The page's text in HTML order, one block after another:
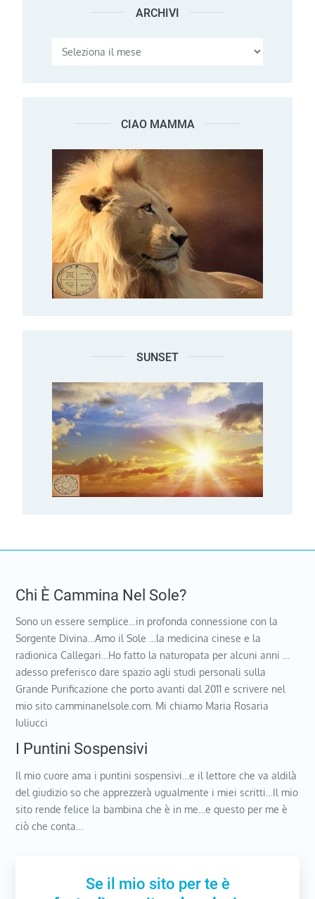
ARCHIVI Archivi
CIAO MAMMA
SUNSET
Chi È Cammina Nel Sole?
Sono un essere semplice…in profonda connessione con la
Sorgente Divina…Amo il Sole …la medicina cinese e la
radionica Callegari…Ho fatto la naturopata per alcuni anni …
adesso preferisco dare spazio agli studi personali sulla
Grande Purificazione che porto avanti dal 2011 e scrivere nel
mio sito camminanelsole.com. Mi chiamo Maria Rosaria
Iuliucci
I Puntini Sospensivi
Il mio cuore ama i puntini sospensivi…e il lettore che va aldilà
del giudizio so che apprezzerà ugualmente i miei scritti…Il mio
sito rende felice la bambina che è in me…e questo per me è
ciò che conta…
Se il mio sito per te è